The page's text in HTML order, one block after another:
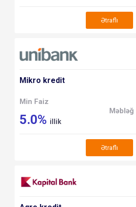
Ətraflı
Mikro kredit
Min Faiz
5.0% illik
Məbləğ
Ətraflı